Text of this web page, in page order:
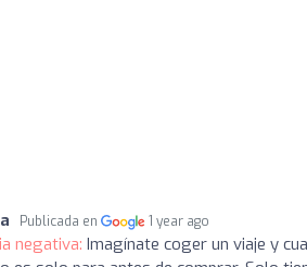
Publicada en 1 year ago
negativa: Imagínate coger un viaje y